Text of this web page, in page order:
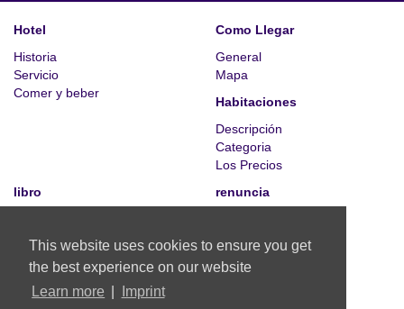
This website uses cookies to ensure you get
the best experience on our website
Learn more
Imprint
Hotel
Historia
Servicio
Comer y beber
Como Llegar
General
Mapa
Habitaciones
Descripción
Categoria
Los Precios
libro
Información
Galeria
renuncia
© Hotel Jedermann